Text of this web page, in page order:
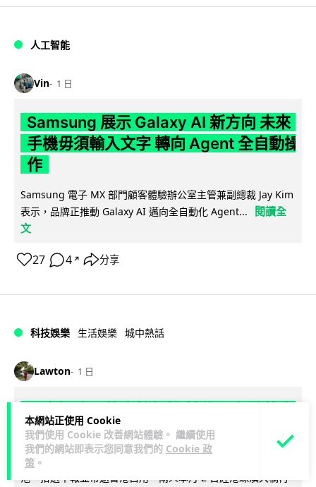
本網站正使用 Cookie
我們使用 Cookie 改善網站體驗。 繼續使用
我們的網站即表示您同意我們的 Cookie 政
策 。
人工智能
Vin 1 日
Samsung 展示 Galaxy AI 新方向 未來
手機毋須輸入文字 轉向 Agent 全自動操
作
Samsung 電子 MX 部門顧客體驗辦公室主管兼副總裁 Jay Kim
表示，品牌正推動 Galaxy AI 邁向全自動化 Agent...
閱讀全
文
27 4 ↗ 分享
科技娛樂 生活娛樂 城中熱話
Lawton 1 日
Cam 睇到 2 個月後再入境被捕
一對香港夫婦今年 5 月遊澳門乘的士拾獲他人遺留相機及電
池，拾遺不報並帶返香港自用。兩人本月 2 日經港珠澳大橋再